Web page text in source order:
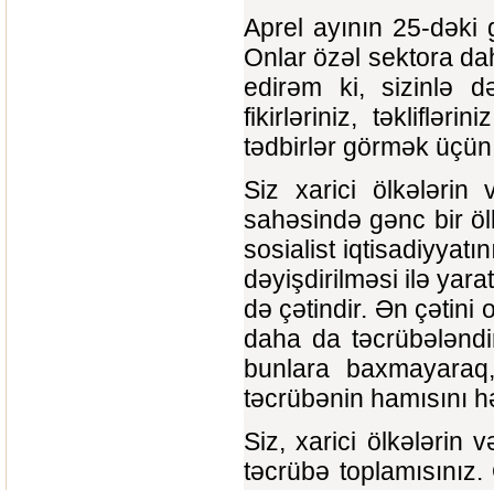
Aprel ayının 25-
Onlar özəl sektora
edirəm ki, sizinlə
fikirləriniz,
tədbirlər görmək üçün
Siz xarici ölkələrin
sahəsində gənc bir
sosialist
dəyişdirilməsi ilə
də çətindir. Ən çətini
daha da
bunlara
təcrübənin hamısını
Siz, xarici ölkələrin
təcrübə